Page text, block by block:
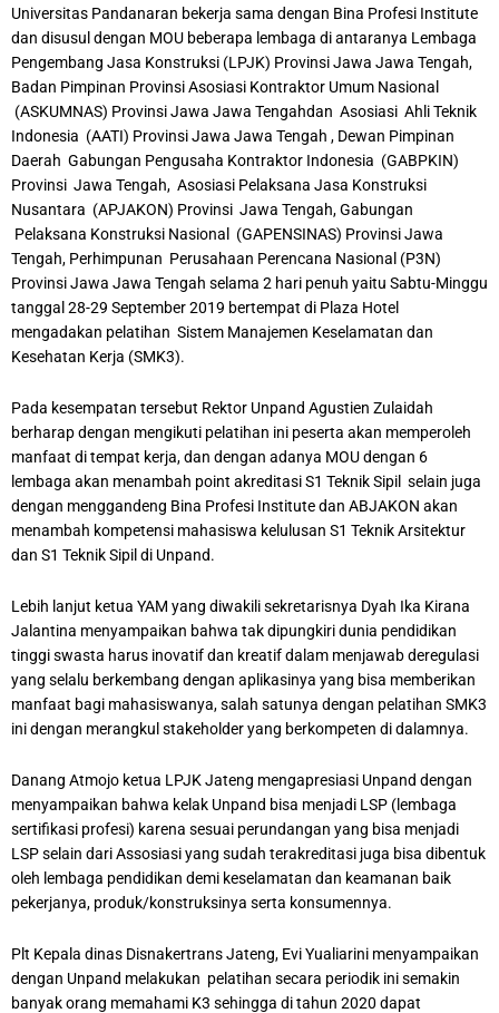
Universitas Pandanaran bekerja sama dengan Bina Profesi Institute
dan disusul dengan MOU beberapa lembaga di antaranya Lembaga
Pengembang Jasa Konstruksi (LPJK) Provinsi Jawa Jawa Tengah,
Badan Pimpinan Provinsi Asosiasi Kontraktor Umum Nasional
(ASKUMNAS) Provinsi Jawa Jawa Tengahdan Asosiasi Ahli Teknik
Indonesia (AATI) Provinsi Jawa Jawa Tengah , Dewan Pimpinan
Daerah Gabungan Pengusaha Kontraktor Indonesia (GABPKIN)
Provinsi Jawa Tengah, Asosiasi Pelaksana Jasa Konstruksi
Nusantara (APJAKON) Provinsi Jawa Tengah, Gabungan
Pelaksana Konstruksi Nasional (GAPENSINAS) Provinsi Jawa
Tengah, Perhimpunan Perusahaan Perencana Nasional (P3N)
Provinsi Jawa Jawa Tengah selama 2 hari penuh yaitu Sabtu-Minggu
tanggal 28-29 September 2019 bertempat di Plaza Hotel
mengadakan pelatihan Sistem Manajemen Keselamatan dan
Kesehatan Kerja (SMK3).
Pada kesempatan tersebut Rektor Unpand Agustien Zulaidah
berharap dengan mengikuti pelatihan ini peserta akan memperoleh
manfaat di tempat kerja, dan dengan adanya MOU dengan 6
lembaga akan menambah point akreditasi S1 Teknik Sipil selain juga
dengan menggandeng Bina Profesi Institute dan ABJAKON akan
menambah kompetensi mahasiswa kelulusan S1 Teknik Arsitektur
dan S1 Teknik Sipil di Unpand.
Lebih lanjut ketua YAM yang diwakili sekretarisnya Dyah Ika Kirana
Jalantina menyampaikan bahwa tak dipungkiri dunia pendidikan
tinggi swasta harus inovatif dan kreatif dalam menjawab deregulasi
yang selalu berkembang dengan aplikasinya yang bisa memberikan
manfaat bagi mahasiswanya, salah satunya dengan pelatihan SMK3
ini dengan merangkul stakeholder yang berkompeten di dalamnya.
Danang Atmojo ketua LPJK Jateng mengapresiasi Unpand dengan
menyampaikan bahwa kelak Unpand bisa menjadi LSP (lembaga
sertifikasi profesi) karena sesuai perundangan yang bisa menjadi
LSP selain dari Assosiasi yang sudah terakreditasi juga bisa dibentuk
oleh lembaga pendidikan demi keselamatan dan keamanan baik
pekerjanya, produk/konstruksinya serta konsumennya.
Plt Kepala dinas Disnakertrans Jateng, Evi Yualiarini menyampaikan
dengan Unpand melakukan pelatihan secara periodik ini semakin
banyak orang memahami K3 sehingga di tahun 2020 dapat